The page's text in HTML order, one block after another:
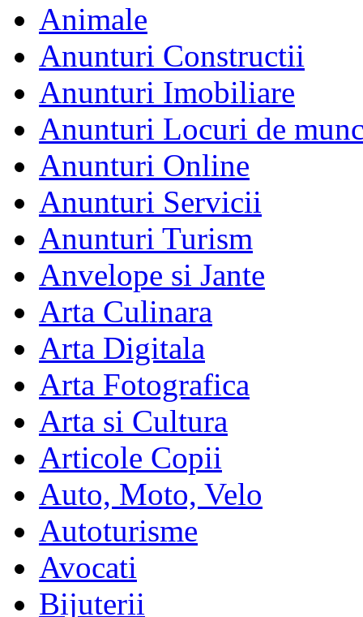
Animale
Anunturi Constructii
Anunturi Imobiliare
Anunturi Locuri de
Anunturi Online
Anunturi Servicii
Anunturi Turism
Anvelope si Jante
Arta Culinara
Arta Digitala
Arta Fotografica
Arta si Cultura
Articole Copii
Auto, Moto, Velo
Autoturisme
Avocati
Bijuterii